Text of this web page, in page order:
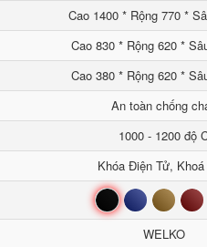
Cao 1400 * Rộng 770 *
Cao 830 * Rộng 620 *
Cao 380 * Rộng 620 *
An toàn chống
1000 - 1200 độ
Khóa Điện Tử,
Đen Xanh Nâu Đỏ
WELKO